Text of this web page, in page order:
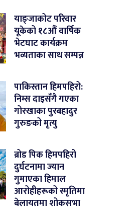
याङ्जाकोट परिवार
यूकेको १८औँ वार्षिक
भेटघाट कार्यक्रम
भव्यताका साथ सम्पन्न
पाकिस्तान हिमपहिरो:
निम्स दाइसँगै गएका
गोरखाका पुरबहादुर
गुरुङको मृत्यु
ब्रोड पिक हिमपहिरो
दुर्घटनामा ज्यान
गुमाएका हिमाल
आरोहीहरूको स्मृतिमा
बेलायतमा शोकसभा